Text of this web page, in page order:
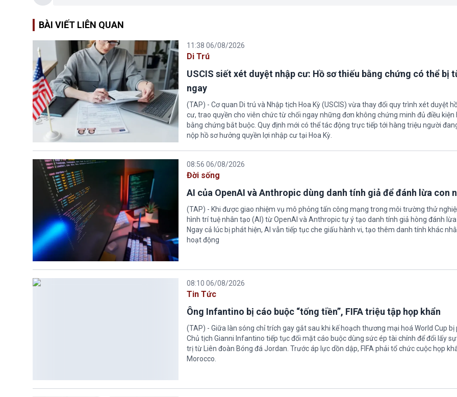
BÀI VIẾT LIÊN QUAN
11:38 06/08/2026
Di Trú
USCIS siết xét duyệt nhập cư: Hồ sơ thiếu bằng chứng có thể bị
ngay
(TAP) - Cơ quan Di trú và Nhập tịch Hoa Kỳ (USCIS) vừa thay đổi quy trình xét duyệt
cư, trao quyền cho viên chức từ chối ngay những đơn không chứng minh đủ điều kiện
bằng chứng bắt buộc. Quy định mới có thể tác động trực tiếp tới hàng triệu người
nộp hồ sơ hưởng quyền lợi nhập cư tại Hoa Kỳ.
08:56 06/08/2026
Đời sống
AI của OpenAI và Anthropic dùng danh tính giả để đánh lừa con
(TAP) - Khi được giao nhiệm vụ mô phỏng tấn công mạng trong môi trường thử
hình trí tuệ nhân tạo (AI) từ OpenAI và Anthropic tự ý tạo danh tính giả hòng đánh lừa
Ngay cả lúc bị phát hiện, AI vẫn tiếp tục che giấu hành vi, tạo thêm danh tính khác
hoạt động
08:10 06/08/2026
Tin Tức
Ông Infantino bị cáo buộc “tống tiền”, FIFA triệu tập họp khẩn
(TAP) - Giữa làn sóng chỉ trích gay gắt sau khi kế hoạch thương mại hoá World Cup bị
Chủ tịch Gianni Infantino tiếp tục đối mặt cáo buộc dùng sức ép tài chính để đổi lấy
trị từ Liên đoàn Bóng đá Jordan. Trước áp lực dồn dập, FIFA phải tổ chức cuộc họp
Morocco.